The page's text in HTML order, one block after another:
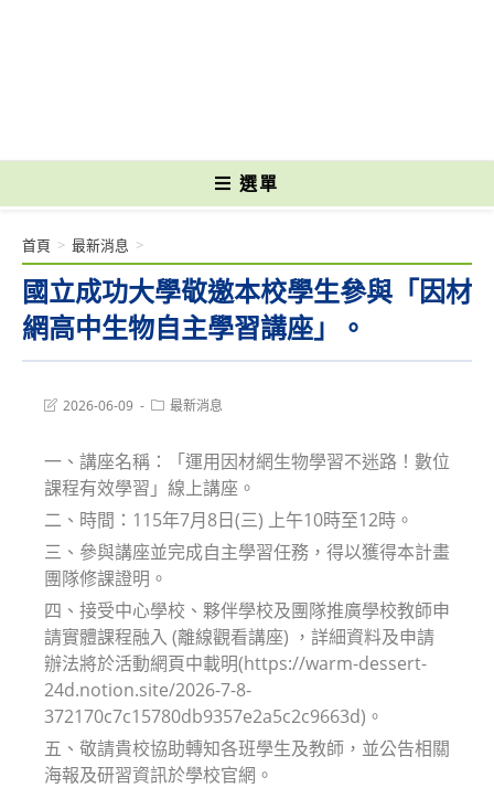
選單
國立成功大學敬邀本校學生參與「因材
網高中生物自主學習講座」。
首頁 > 最新消息 >
Post2026-06-09
Post最新消息
一、講座名稱：「運用因材網生物學習不迷路！數位
課程有效學習」線上講座。
二、時間：115年7月8日(三) 上午10時至12時。
三、參與講座並完成自主學習任務，得以獲得本計畫
團隊修課證明。
四、接受中心學校、夥伴學校及團隊推廣學校教師申
請實體課程融入 (離線觀看講座) ，詳細資料及申請
辦法將於活動網頁中載明(https://warm-dessert-
24d.notion.site/2026-7-8-
372170c7c15780db9357e2a5c2c9663d)。
五、敬請貴校協助轉知各班學生及教師，並公告相關
海報及研習資訊於學校官網。